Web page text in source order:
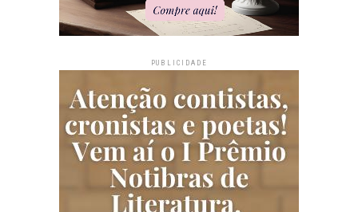
PUBLICIDADE